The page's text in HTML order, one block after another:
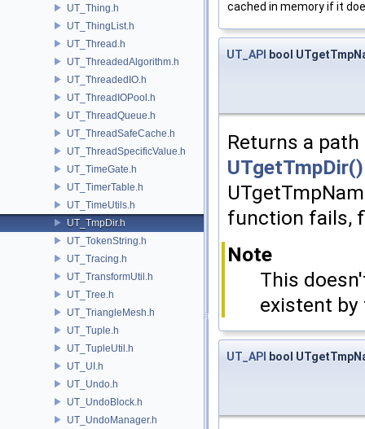
UT_Thing.h
UT_ThingList.h
UT_Thread.h
UT_ThreadedAlgorithm.h
UT_ThreadedIO.h
UT_ThreadIOPool.h
UT_ThreadQueue.h
UT_ThreadSafeCache.h
UT_ThreadSpecificValue.h
UT_TimeGate.h
UT_TimerTable.h
UT_TimeUtils.h
UT_TmpDir.h
UT_TokenString.h
UT_Tracing.h
UT_TransformUtil.h
UT_Tree.h
UT_TriangleMesh.h
UT_Tuple.h
UT_TupleUtil.h
UT_UI.h
UT_Undo.h
UT_UndoBlock.h
UT_UndoManager.h
cached in memory if it
UT_API bool
Returns a
UTgetTmpDir()
function fails,
Note
This
existent by
UT_API bool